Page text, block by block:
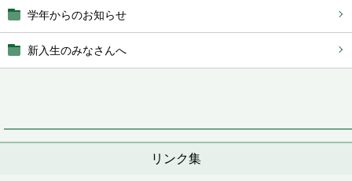
学年からのお知らせ
新入生のみなさんへ
リンク集